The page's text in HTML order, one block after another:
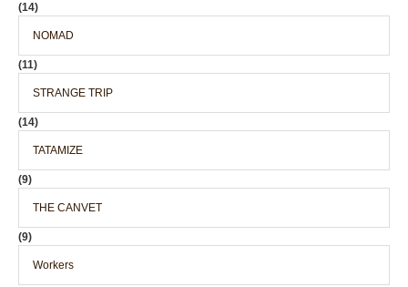
(14)
NOMAD
(11)
STRANGE TRIP
(14)
TATAMIZE
(9)
THE CANVET
(9)
Workers